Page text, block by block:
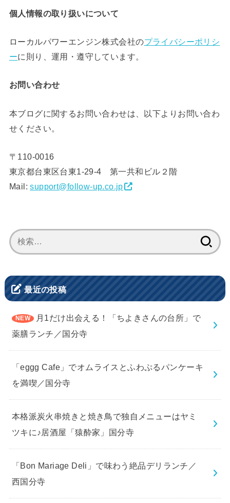
個人情報の取り扱いについて
ローカルパワーエンジン株式会社のプライバシーポリシ
ーに則り、運用・遵守しています。
お問い合わせ
本ブログに関するお問い合わせは、以下よりお問い合わ
せください。
〒110-0016
東京都台東区台東1-29-4 第一共和ビル２階
Mail:support@follow-up.co.jp
索:
最近の投稿
月1だけ出会える！「ちよきさんの台所」で
薬膳ランチ／国分寺
「eggg Cafe」でオムライスとふわぷるパンケーキ
を満喫／国分寺
本格派炭火串焼きと焼き鳥で独自メニューはヤミ
ツキに♪居酒屋「猿酔家」国分寺
「Bon Mariage Deli」で味わう絶品デリランチ／
西国分寺